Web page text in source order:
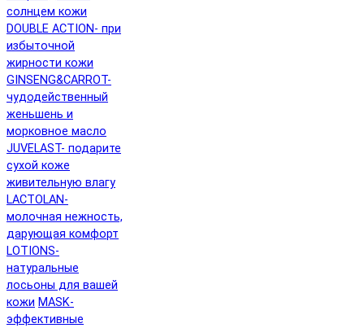
солнцем кожи
DOUBLE ACTION- при
избыточной
жирности кожи
GINSENG&CARROT-
чудодейственный
женьшень и
морковное масло
JUVELAST- подарите
сухой коже
живительную влагу
LACTOLAN-
молочная нежность,
дарующая комфорт
LOTIONS-
натуральные
лосьоны для вашей
кожи MASK-
эффективные